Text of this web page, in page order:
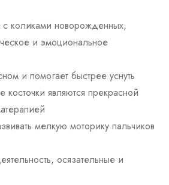
с коликами новорожденных,
и эмоциональное
и помогает быстрее уснуть
косточки являются прекрасной
мелкую моторику пальчиков
осязательные и